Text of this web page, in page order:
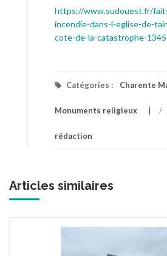
https://www.sudouest.fr/
incendie-dans-l-eglise-de-
cote-de-la-catastrophe-
Catégories : Charente
Monuments religieux /
rédaction
Articles similaires